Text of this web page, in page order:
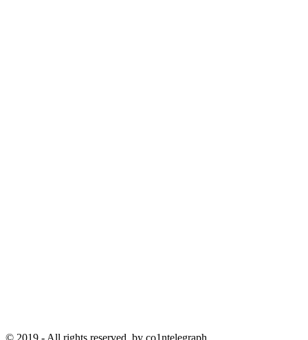
© 2019 - All rights reserved. by co1ntelegraph